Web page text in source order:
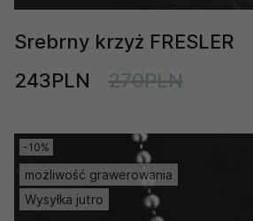
Srebrny krzyż FRESLER
243PLN
270PLN
-10%
możliwość grawerowania
Wysyłka jutro